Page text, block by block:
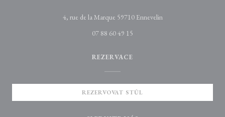
4, rue de la Marque 59710 Ennevelin((otevře se v novém
07 88 60 49 15
REZERVACE
REZERVOVAT STŮL